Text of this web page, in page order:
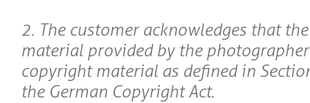
2. The customer acknowledges that
material provided by the
copyright material as defined in
the German Copyright Act.